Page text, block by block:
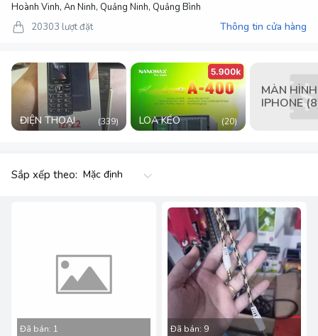
20303 lượt đặt Thông tin cửa hàng
Hoành Vinh, An Ninh, Quảng Ninh, Quảng Bình
ĐIỆN THOẠI (339) LOA KÉO (20)
MÀN HÌNH
IPHONE
Sắp xếp theo:
Đã bán: 1 Đã bán: 9